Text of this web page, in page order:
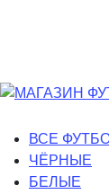
ВСЕ
ЧЁРНЫЕ
БЕЛЫЕ